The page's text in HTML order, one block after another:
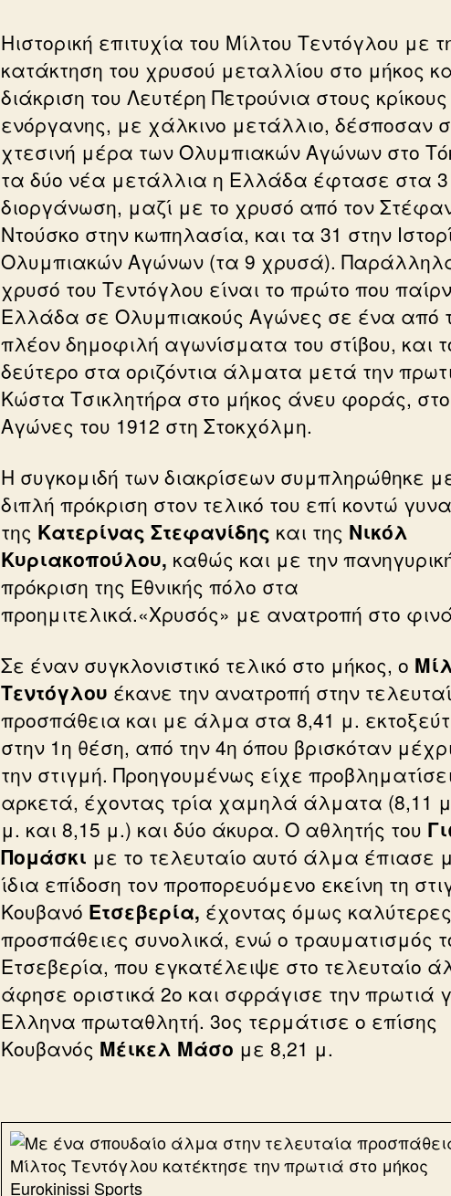
Ηιστορική επιτυχία του Μίλτου Τεντόγλου με
κατάκτηση του χρυσού μεταλλίου στο μήκος
διάκριση του Λευτέρη Πετρούνια στους κρίκους
ενόργανης, με χάλκινο μετάλλιο, δέσποσαν
χτεσινή μέρα των Ολυμπιακών Αγώνων στο
τα δύο νέα μετάλλια η Ελλάδα έφτασε στα 3
διοργάνωση, μαζί με το χρυσό από τον
Ντούσκο στην κωπηλασία, και τα 31 στην
Ολυμπιακών Αγώνων (τα 9 χρυσά).
χρυσό του Τεντόγλου είναι το πρώτο που
Ελλάδα σε Ολυμπιακούς Αγώνες σε ένα από
πλέον δημοφιλή αγωνίσματα του στίβου, και
δεύτερο στα οριζόντια άλματα μετά την
Κώστα Τσικλητήρα στο μήκος άνευ φοράς,
Αγώνες του 1912 στη Στοκχόλμη.
Η συγκομιδή των διακρίσεων συμπληρώθηκε
διπλή πρόκριση στον τελικό του επί κοντώ
της Κατερίνας Στεφανίδης και της Νικόλ
Κυριακοπούλου, καθώς και με την
πρόκριση της Εθνικής πόλο στα
προημιτελικά.«Χρυσός» με ανατροπή στο
Σε έναν συγκλονιστικό τελικό στο μήκος, ο
Τεντόγλου έκανε την ανατροπή στην
προσπάθεια και με άλμα στα 8,41 μ.
στην 1η θέση, από την 4η όπου βρισκόταν
την στιγμή. Προηγουμένως είχε
αρκετά, έχοντας τρία χαμηλά άλματα (8,11
μ. και 8,15 μ.) και δύο άκυρα. Ο αθλητής του
Πομάσκι με το τελευταίο αυτό άλμα έπιασε
ίδια επίδοση τον προπορευόμενο εκείνη τη
Κουβανό Ετσεβερία, έχοντας όμως καλύτερες
προσπάθειες συνολικά, ενώ ο τραυματισμός
Ετσεβερία, που εγκατέλειψε στο τελευταίο
άφησε οριστικά 2ο και σφράγισε την πρωτιά
Ελληνα πρωταθλητή. 3ος τερμάτισε ο επίσης
Κουβανός Μέικελ Μάσο με 8,21 μ.
Eurokinissi Sports